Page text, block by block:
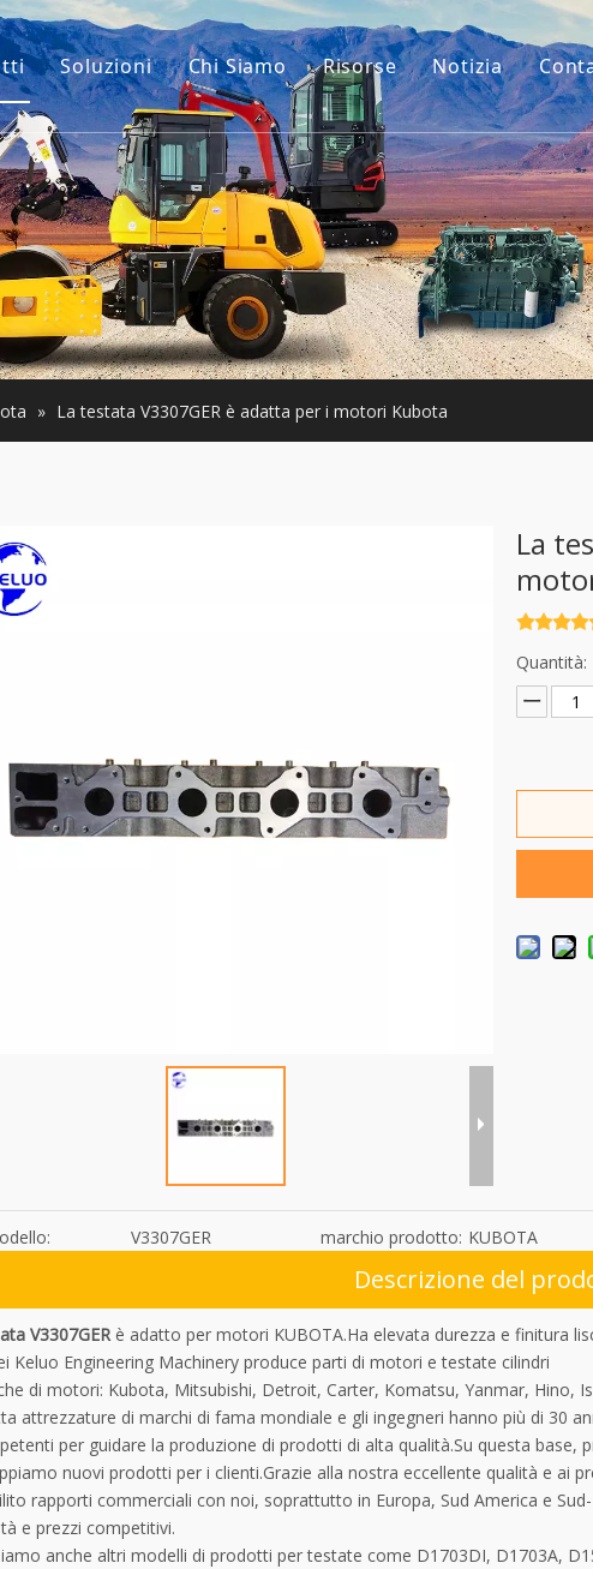
per escavatori
macchinari per l'edilizia
usato
Usati
Soluzioni Chi Siamo
La nostra storia
Il nostro vantaggio
Risorse
Guide
FAQ
Video
Notizia
» La testata V3307GER è adatta per i motori Kubota
La
Quantità:
V3307GER marchio prodotto: KUBOTA
Descrizione del
V3307GERè adatto per motori KUBOTA.Ha elevata durezza e finitura
Keluo Engineering Machinery produce parti di motori e testate cilindri
di motori: Kubota, Mitsubishi, Detroit, Carter, Komatsu, Yanmar, Hino,
attrezzature di marchi di fama mondiale e gli ingegneri hanno più di 30
per guidare la produzione di prodotti di alta qualità.Su questa base,
nuovi prodotti per i clienti.Grazie alla nostra eccellente qualità e ai
rapporti commerciali con noi, soprattutto in Europa, Sud America e
e prezzi competitivi.
anche altri modelli di prodotti per testate come D1703DI, D1703A,